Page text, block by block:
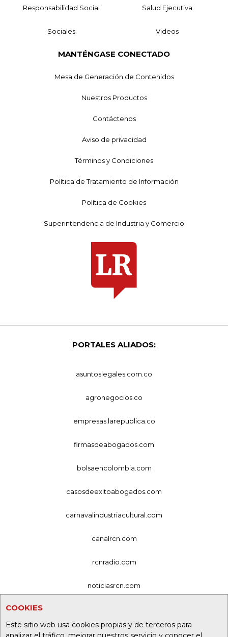
COOKIES
Este sitio web usa cookies propias y de terceros para
Responsabilidad Social Salud Ejecutiva
Sociales Videos
MANTÉNGASE CONECTADO
Mesa de Generación de Contenidos
Nuestros Productos
Contáctenos
Aviso de privacidad
Términos y Condiciones
Política de Tratamiento de Información
Política de Cookies
Superintendencia de Industria y Comercio
PORTALES ALIADOS:
asuntoslegales.com.co
agronegocios.co
empresas.larepublica.co
firmasdeabogados.com
bolsaencolombia.com
casosdeexitoabogados.com
carnavalindustriacultural.com
canalrcn.com
rcnradio.com
noticiasrcn.com
alerta.com.co